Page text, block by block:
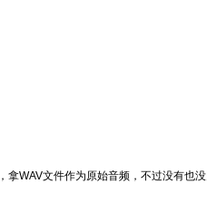
文件作为原始音频，不过没有也